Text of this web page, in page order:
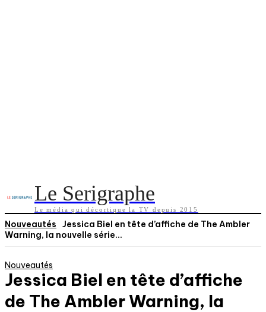
Le Serigraphe
Le média qui décortique la TV depuis 2015
Nouveautés
Jessica Biel en tête d’affiche de The Ambler
Warning, la nouvelle série...
Nouveautés
Jessica Biel en tête d’affiche
de The Ambler Warning, la